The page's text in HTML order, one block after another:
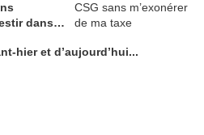
dans
hier et d’aujourd’hui...